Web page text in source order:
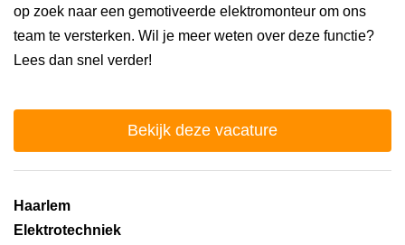
op zoek naar een gemotiveerde elektromonteur om ons
team te versterken. Wil je meer weten over deze functie?
Lees dan snel verder!
Bekijk deze vacature
Haarlem
Elektrotechniek